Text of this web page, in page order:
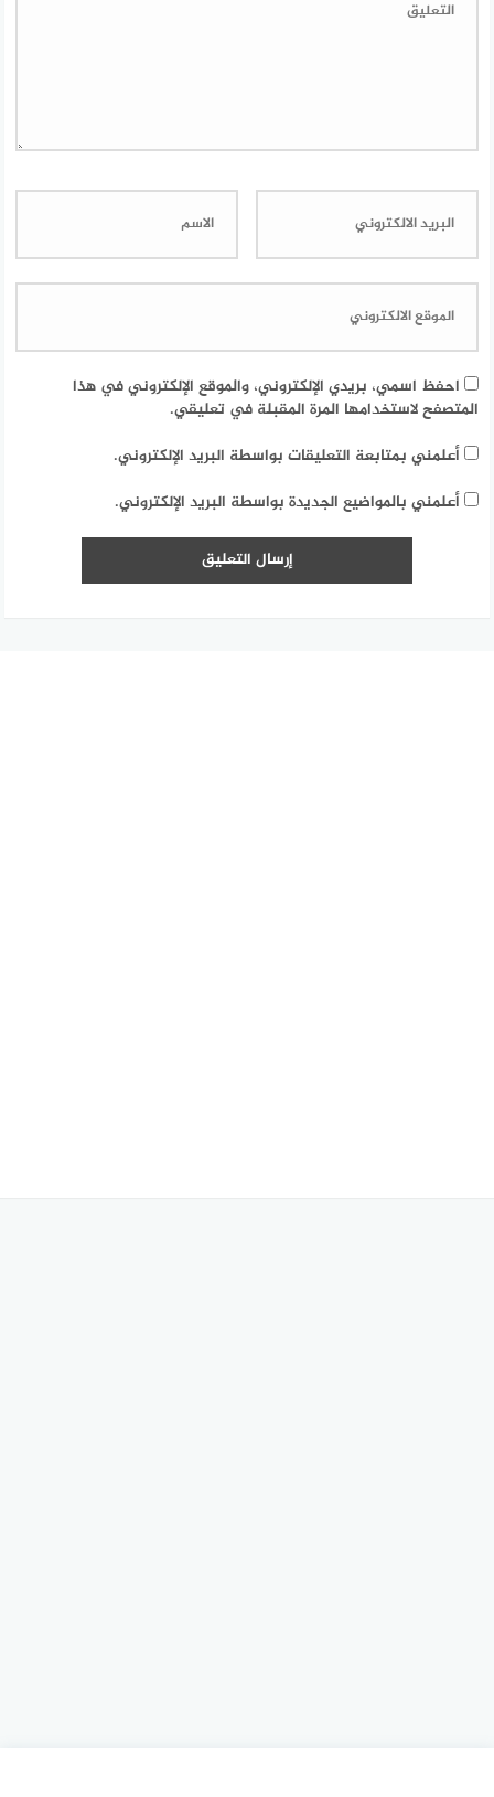
احفظ اسمي، بريدي الإلكتروني، والموقع الإلكتروني في هذا
المتصفح لاستخدامها المرة المقبلة في تعليقي.
أعلمني بمتابعة التعليقات بواسطة البريد الإلكتروني.
أعلمني بالمواضيع الجديدة بواسطة البريد الإلكتروني.